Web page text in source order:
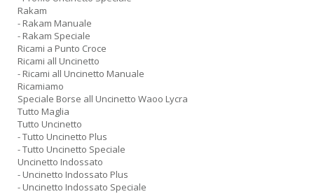
Rakam
- Rakam Manuale
- Rakam Speciale
Ricami a Punto Croce
Ricami all Uncinetto
- Ricami all Uncinetto Manuale
Ricamiamo
Speciale Borse all Uncinetto Waoo Lycra
Tutto Maglia
Tutto Uncinetto
- Tutto Uncinetto Plus
- Tutto Uncinetto Speciale
Uncinetto Indossato
- Uncinetto Indossato Plus
- Uncinetto Indossato Speciale